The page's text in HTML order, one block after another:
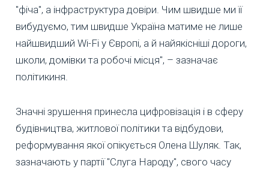
"фіча", а інфраструктура довіри. Чим швидше ми її
вибудуємо, тим швидше Україна матиме не лише
найшвидший Wi-Fi у Європі, а й найякісніші дороги,
школи, домівки та робочі місця", – зазначає
політикиня.
Значні зрушення принесла цифровізація і в сферу
будівництва, житлової політики та відбудови,
реформування якої опікується Олена Шуляк. Так,
зазначають у партії "Слуга Народу", свого часу